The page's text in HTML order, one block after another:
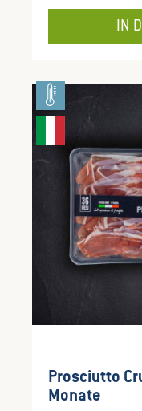
wahren
IN
Prosciutto
Monate